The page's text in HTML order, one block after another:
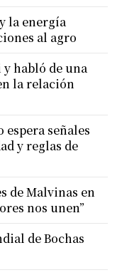
la energía
al agro
habló de una
la relación
señales
y reglas de
de Malvinas en
nos unen”
de Bochas